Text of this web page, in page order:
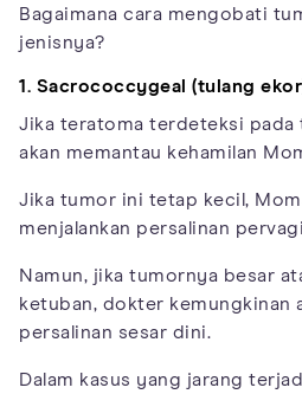
Bagaimana cara mengobati
jenisnya?
1. Sacrococcygeal (tulang
Jika teratoma terdeteksi pada
akan memantau kehamilan
Jika tumor ini tetap kecil,
menjalankan persalinan
Namun, jika tumornya besar
ketuban, dokter kemungkinan
persalinan sesar dini.
Dalam kasus yang jarang